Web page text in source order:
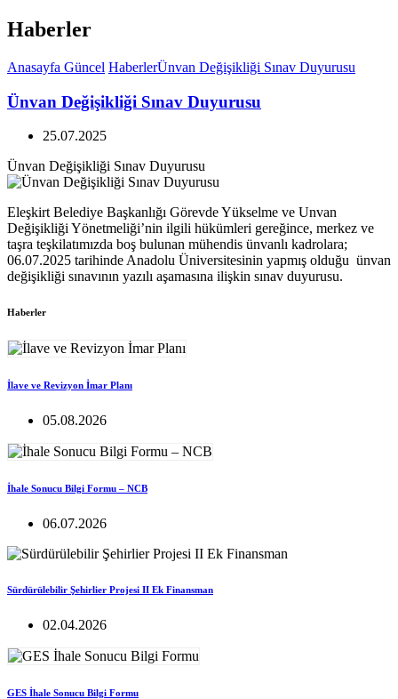
Haberler
Anasayfa Güncel HaberlerÜnvan Değişikliği Sınav Duyurusu
Ünvan Değişikliği Sınav Duyurusu
25.07.2025
Ünvan Değişikliği Sınav Duyurusu
Eleşkirt Belediye Başkanlığı Görevde Yükselme ve Unvan
Değişikliği Yönetmeliği’nin ilgili hükümleri gereğince, merkez ve
taşra teşkilatımızda boş bulunan mühendis ünvanlı kadrolara;
06.07.2025 tarihinde Anadolu Üniversitesinin yapmış olduğu ünvan
değişikliği sınavının yazılı aşamasına ilişkin sınav duyurusu.
Haberler
İlave ve Revizyon İmar Planı
05.08.2026
İhale Sonucu Bilgi Formu – NCB
06.07.2026
Sürdürülebilir Şehirlier Projesi II Ek Finansman
02.04.2026
GES İhale Sonucu Bilgi Formu